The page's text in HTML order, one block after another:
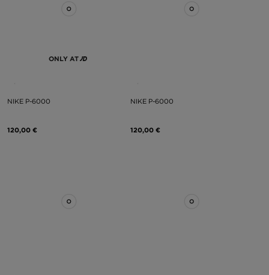
ONLY AT
NIKE P-6000
120,00 €
NIKE P-6000
120,00 €